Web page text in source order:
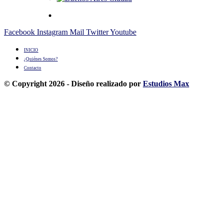
Facebook Instagram Mail TwitterYoutube
INICIO
¿Quiénes Somos?
Contacto
© Copyright 2026 - Diseño realizado por Estudios Max